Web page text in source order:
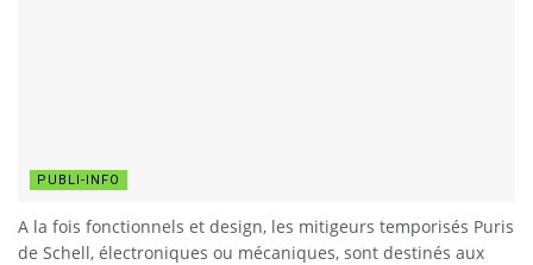
PUBLI-INFO
A la fois fonctionnels et design, les mitigeurs temporisés Puris
de Schell, électroniques ou mécaniques, sont destinés aux